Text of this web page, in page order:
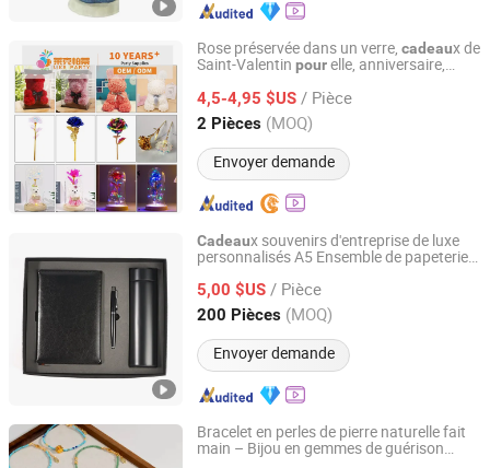
Rose préservée dans un verre, cadeaux de
Saint-Valentin pourelle, anniversaire,
4,5-4,95 $US / Pièce
2 Pièces (MOQ)
Envoyer demande
Baoding Likeparty Trading Co., Ltd.
Hebei, China Depuis 2024
Cadeaux souvenirs d'entreprise de luxe
personnalisés A5 Ensemble de papeterie
bouteille, ensemble
pour femmeset hommes
5,00 $US / Pièce
200 Pièces (MOQ)
Envoyer demande
Golden One (Jiangmen) Gifts Co., Limited
Guangdong, China Depuis 2010
Bracelet en perles de pierre naturelle fait
main – Bijou en gemmes de guérison
Taiyuan Jinshenghe Trading Co., Ltd.